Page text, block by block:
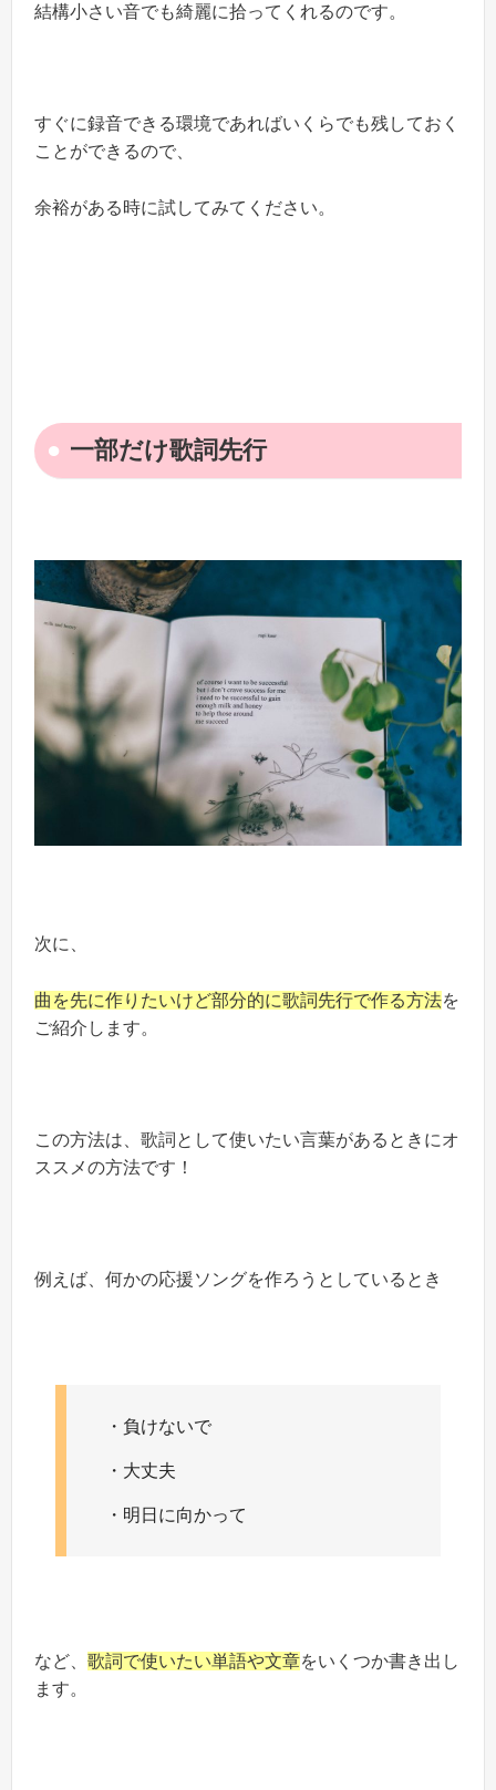
結構小さい音でも綺麗に拾ってくれるのです。
すぐに録音できる環境であればいくらでも残しておく
ことができるので、
余裕がある時に試してみてください。
一部だけ歌詞先行
次に、
曲を先に作りたいけど部分的に歌詞先行で作る方法を
ご紹介します。
この方法は、歌詞として使いたい言葉があるときにオ
ススメの方法です！
例えば、何かの応援ソングを作ろうとしているとき
・負けないで
・大丈夫
・明日に向かって
など、 歌詞で使いたい単語や文章をいくつか書き出し
ます。